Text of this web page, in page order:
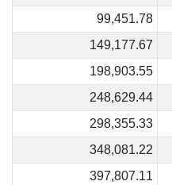
99,451.78
149,177.67
198,903.55
248,629.44
298,355.33
348,081.22
397,807.11